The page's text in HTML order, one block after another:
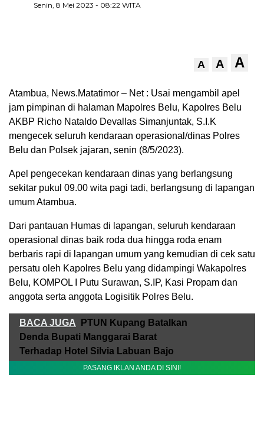
Senin, 8 Mei 2023 - 08:22 WITA
A A A
Atambua, News.Matatimor – Net : Usai mengambil apel
jam pimpinan di halaman Mapolres Belu, Kapolres Belu
AKBP Richo Nataldo Devallas Simanjuntak, S.I.K
mengecek seluruh kendaraan operasional/dinas Polres
Belu dan Polsek jajaran, senin (8/5/2023).
Apel pengecekan kendaraan dinas yang berlangsung
sekitar pukul 09.00 wita pagi tadi, berlangsung di lapangan
umum Atambua.
Dari pantauan Humas di lapangan, seluruh kendaraan
operasional dinas baik roda dua hingga roda enam
berbaris rapi di lapangan umum yang kemudian di cek satu
persatu oleh Kapolres Belu yang didampingi Wakapolres
Belu, KOMPOL I Putu Surawan, S.IP, Kasi Propam dan
anggota serta anggota Logisitik Polres Belu.
BACA JUGA
PTUN Kupang Batalkan
Denda Bupati Manggarai Barat
Terhadap Hotel Silvia Labuan Bajo
PASANG IKLAN ANDA DI SINI!